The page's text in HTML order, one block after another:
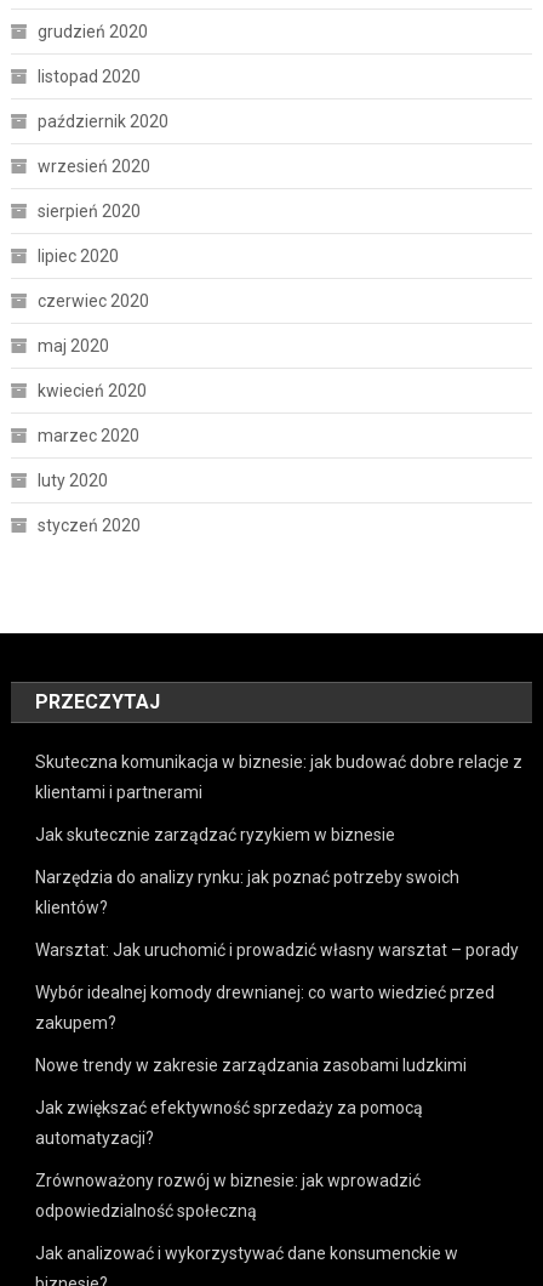
grudzień 2020
listopad 2020
październik 2020
wrzesień 2020
sierpień 2020
lipiec 2020
czerwiec 2020
maj 2020
kwiecień 2020
marzec 2020
luty 2020
styczeń 2020
PRZECZYTAJ
Skuteczna komunikacja w biznesie: jak budować dobre relacje z
klientami i partnerami
Jak skutecznie zarządzać ryzykiem w biznesie
Narzędzia do analizy rynku: jak poznać potrzeby swoich
klientów?
Warsztat: Jak uruchomić i prowadzić własny warsztat – porady
Wybór idealnej komody drewnianej: co warto wiedzieć przed
zakupem?
Nowe trendy w zakresie zarządzania zasobami ludzkimi
Jak zwiększać efektywność sprzedaży za pomocą
automatyzacji?
Zrównoważony rozwój w biznesie: jak wprowadzić
odpowiedzialność społeczną
Jak analizować i wykorzystywać dane konsumenckie w